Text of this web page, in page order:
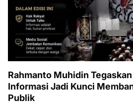
Rahmanto Muhidin
Informasi Jadi Kunci
Publik